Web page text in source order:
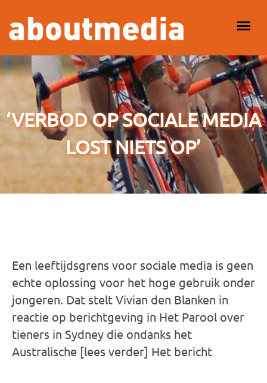
HOOFDMENU
‘VERBOD OP SOCIALE MEDIA
LOST NIETS OP’
Een leeftijdsgrens voor sociale media is geen
echte oplossing voor het hoge gebruik onder
jongeren. Dat stelt Vivian den Blanken in
reactie op berichtgeving in Het Parool over
tieners in Sydney die ondanks het
Australische [lees verder] Het bericht